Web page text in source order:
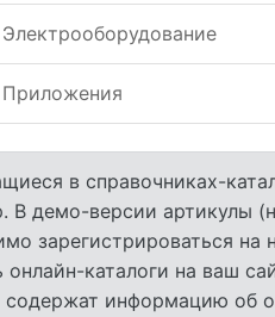
Электрооборудование
Приложения
в справочниках-
В демо-версии артикулы
зарегистрироваться
онлайн-каталоги на ваш
содержат информацию об